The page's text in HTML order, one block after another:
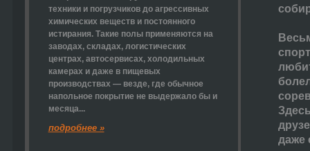
даже
техники и погрузчиков до агрессивных
химических веществ и постоянного
истирания. Такие полы применяются на
заводах, складах, логистических
центрах, автосервисах, холодильных
камерах и даже в пищевых
производствах — везде, где обычное
напольное покрытие не выдержало бы и
месяца...
подробнее »